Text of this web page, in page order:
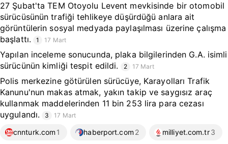
27 Şubat'ta TEM Otoyolu Levent mevkisinde bir otomobil
sürücüsünün trafiği tehlikeye düşürdüğü anlara ait
görüntülerin sosyal medyada paylaşılması üzerine çalışma
başlattı.
1 17 Mart
Yapılan inceleme sonucunda, plaka bilgilerinden G.A. isimli
sürücünün kimliği tespit edildi.
2 17 Mart
Polis merkezine götürülen sürücüye, Karayolları Trafik
Kanunu'nun makas atmak, yakın takip ve saygısız araç
kullanmak maddelerinden 11 bin 253 lira para cezası
uygulandı.
3 17 Mart
cnnturk.com 1 haberport.com 2 milliyet.com.tr3